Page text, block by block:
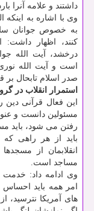
داشتند و علامه آنرا
وی با اشاره به اینكه
به خصوص جوانان
كنند، اظهار داشت:
درخشد، آیت الله
است و آیت الله
صدر اسلام تابحال
استمرار انقلاب در
این فعال قرآنی دین
مسئولین دانست و
رفتن می شود، باید
باید از هر راهی
انقلابمان از
مساجد است.
وی ادامه داد:
امر همه باید احساس
های آمریكا نترسید،